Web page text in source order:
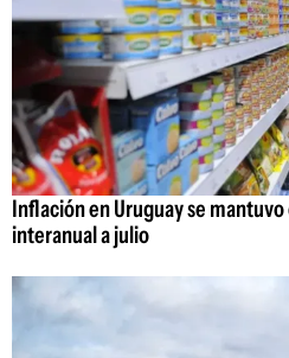
Inflación en Uruguay se
interanual a julio